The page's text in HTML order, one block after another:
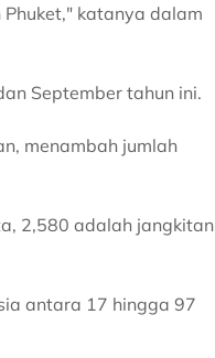
katanya dalam
September tahun ini.
menambah jumlah
2,580 adalah jangkitan
antara 17 hingga 97